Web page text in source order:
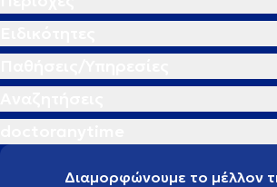
Διαμορφώνουμε το μέλλον